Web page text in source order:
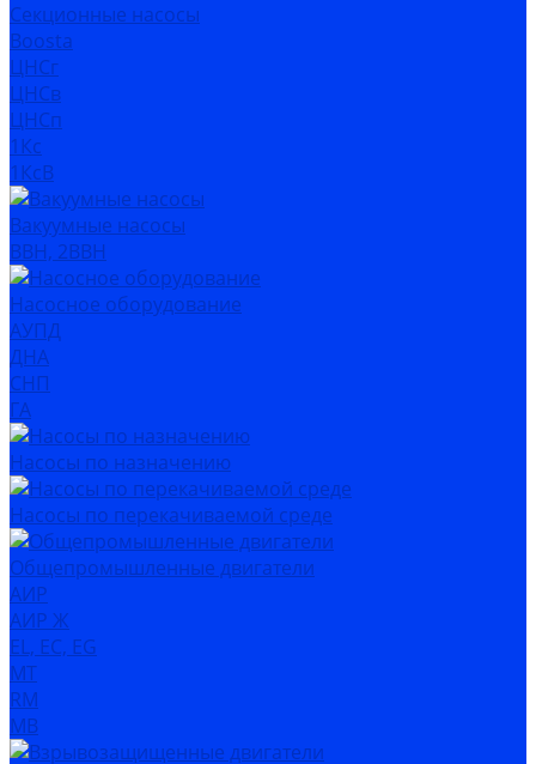
Секционные насосы
Boosta
ЦНСг
ЦНСв
ЦНСп
1Кс
1КсВ
Вакуумные насосы
ВВН, 2ВВН
Насосное оборудование
АУПД
ДНА
СНП
ГА
Насосы по назначению
Насосы по перекачиваемой среде
Общепромышленные двигатели
АИР
АИР Ж
EL, EC, EG
MT
RM
MB